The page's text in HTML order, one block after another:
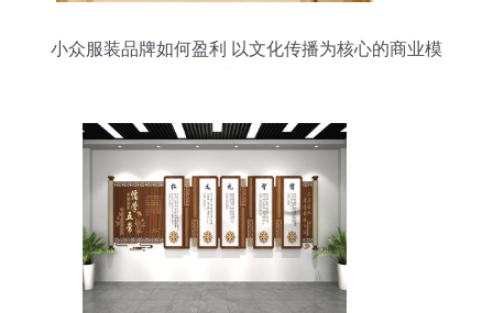
小众服装品牌如何盈利 以文化传播为核心的商业模